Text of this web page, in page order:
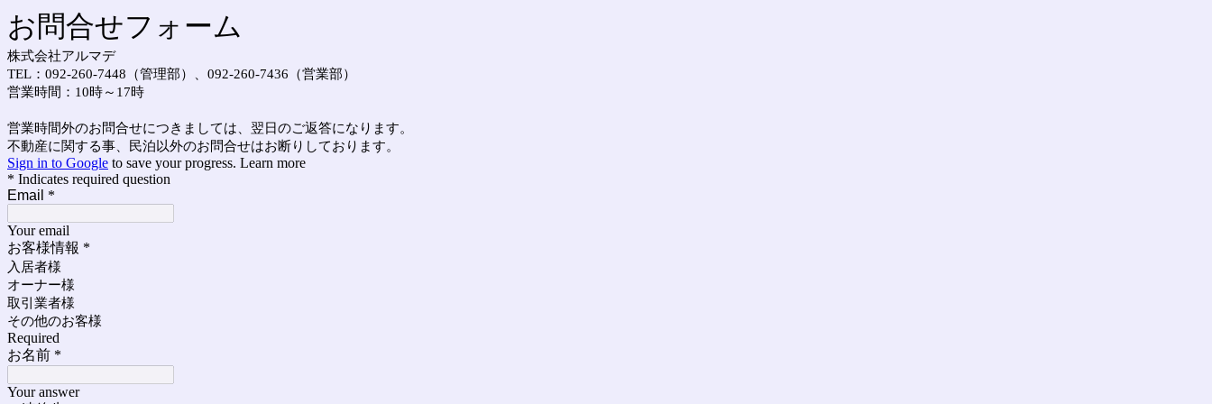
お問合せフォーム
株式会社アルマデ
TEL：092-260-7448（管理部）、092-260-7436（営業部）
営業時間：10時～17時
営業時間外のお問合せにつきましては、翌日のご返答になります。
不動産に関する事、民泊以外のお問合せはお断りしております。
Sign in to Google to save your progress. Learn more
* Indicates required question
Email *
Your email
お客様情報 *
入居者様
オーナー様
取引業者様
その他のお客様
Required
お名前 *
Your answer